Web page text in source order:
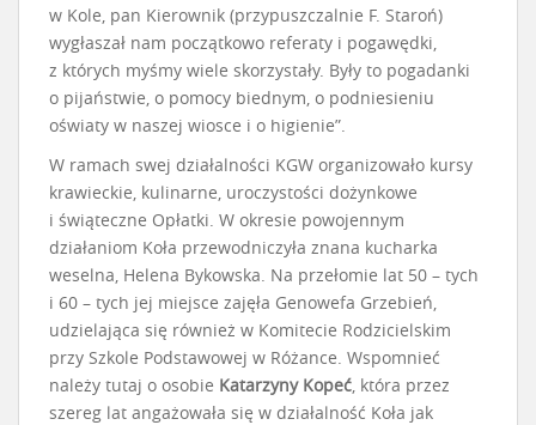
w Kole, pan Kierownik (przypuszczalnie F. Staroń)
wygłaszał nam początkowo referaty i pogawędki,
z których myśmy wiele skorzystały. Były to pogadanki
o pijaństwie, o pomocy biednym, o podniesieniu
oświaty w naszej wiosce i o higienie”.
W ramach swej działalności KGW organizowało kursy
krawieckie, kulinarne, uroczystości dożynkowe
i świąteczne Opłatki. W okresie powojennym
działaniom Koła przewodniczyła znana kucharka
weselna, Helena Bykowska. Na przełomie lat 50 – tych
i 60 – tych jej miejsce zajęła Genowefa Grzebień,
udzielająca się również w Komitecie Rodzicielskim
przy Szkole Podstawowej w Różance. Wspomnieć
należy tutaj o osobie Katarzyny Kopeć , która przez
szereg lat angażowała się w działalność Koła jak